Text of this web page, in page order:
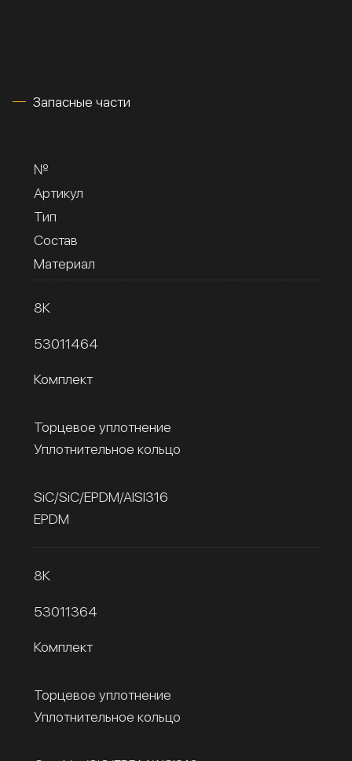
Запасные части
№
Артикул
Тип
Состав
Материал
8К
53011464
Комплект
Торцевое уплотнение
Уплотнительное кольцо
SiC/SiC/EPDM/AISI316
EPDM
8К
53011364
Комплект
Торцевое уплотнение
Уплотнительное кольцо